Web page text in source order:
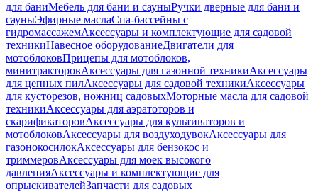
для баниМебель для бани и сауныРучки дверные для бани и
сауныЭфирные маслаСпа-бассейны с
гидромассажемАксессуары и комплектующие для садовой
техникиНавесное оборудованиеДвигатели для
мотоблоковПрицепы для мотоблоков,
минитракторовАксессуары для газонной техникиАксессуары
для цепных пилАксессуары для садовой техникиАксессуары
для кусторезов, ножниц садовыхМоторные масла для садовой
техникиАксессуары для аэратоторов и
скарификаторовАксессуары для культиваторов и
мотоблоковАксессуары для воздуходувокАксессуары для
газонокосилокАксессуары для бензокос и
триммеровАксессуары для моек высокого
давленияАксессуары и комплектующие для
опрыскивателейЗапчасти для садовых